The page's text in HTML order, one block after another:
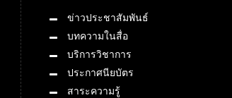
ข่าวประชาสัมพันธ์
บทความในสื่อ
บริการวิชาการ
ประกาศนียบัตร
สาระความรู้